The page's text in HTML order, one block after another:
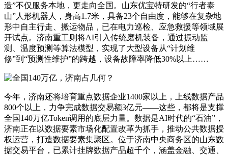
造”不仅服务本地，更走向全国。山东优宝特研发的“行者泰
山”人形机器人，身高1.7米，具备23个自由度，能够在复杂地
形中自主行走、搬运物品，已在电力巡检、应急救援等领域展
开试点。济南重工则将AI引入传统磨机装备，通过振动监
测、温度预测等算法模型，实现了大型设备从“计划维
修”到“预测性维护”的跨越，设备故障率降低30%以上……
今年，济南还将培育重点数据企业1400家以上，上线数据产品
800个以上，力争完成数据交易额3亿元——这些，都将是支撑
全国140万亿Token调用的底层力量。数据是AI时代的“石油”，
济南正在以数据要素市场化配置改革为抓手，推动公共数据授
权运营，打造数据要素集聚区。位于济南中央商务区的山东数
据交易平台，已累计挂牌数据产品超千个，涵盖金融、交通、